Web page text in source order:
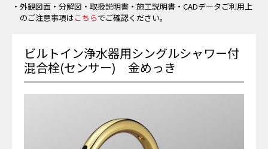
・外観図面・分解図・取扱説明書・施工説明書・CADデータご利用上
のご注意事項はこちらでご確認ください。
ビルトイン浄水器用シングルシャワー付
混合栓(センサー) 金めっき